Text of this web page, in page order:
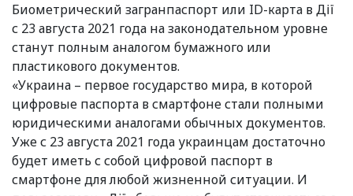
Биометрический загранпаспорт или ID-карта в Дії
с 23 августа 2021 года на законодательном уровне
станут полным аналогом бумажного или
пластикового документов.
«Украина – первое государство мира, в которой
цифровые паспорта в смартфоне стали полными
юридическими аналогами обычных документов.
Уже с 23 августа 2021 года украинцам достаточно
будет иметь с собой цифровой паспорт в
смартфоне для любой жизненной ситуации. И